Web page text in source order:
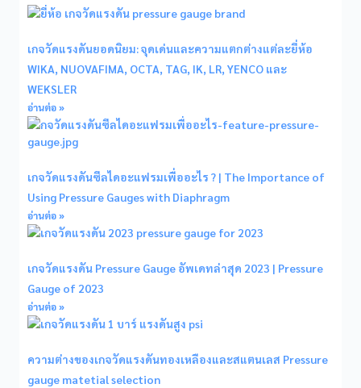
เกจวัดแรงดันยอดนิยม: จุดเด่นและความแตกต่างแต่ละยี่ห้อ
WIKA, NUOVAFIMA, OCTA, TAG, IK, LR, YENCO และ
WEKSLER
อ่านต่อ »
เกจวัดแรงดันซีลไดอะแฟรมเพื่ออะไร ? | The Importance of
Using Pressure Gauges with Diaphragm
อ่านต่อ »
เกจวัดแรงดัน Pressure Gauge อัพเดทล่าสุด 2023 | Pressure
Gauge of 2023
อ่านต่อ »
ความต่างของเกจวัดแรงดันทองเหลืองและสแตนเลส Pressure
gauge matetial selection